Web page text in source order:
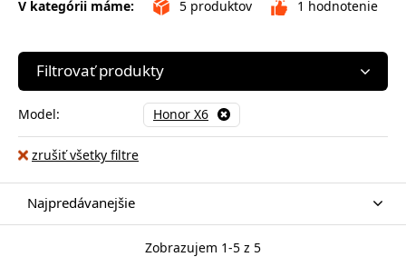
V kategórii máme:
5 produktov 1 hodnotenie
Filtrovať produkty
Model: Honor X6
zrušiť všetky filtre
Najpredávanejšie
Zobrazujem 1-5 z 5